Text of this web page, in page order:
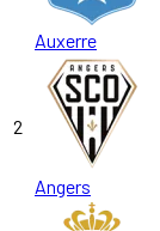
Auxerre
2
Angers